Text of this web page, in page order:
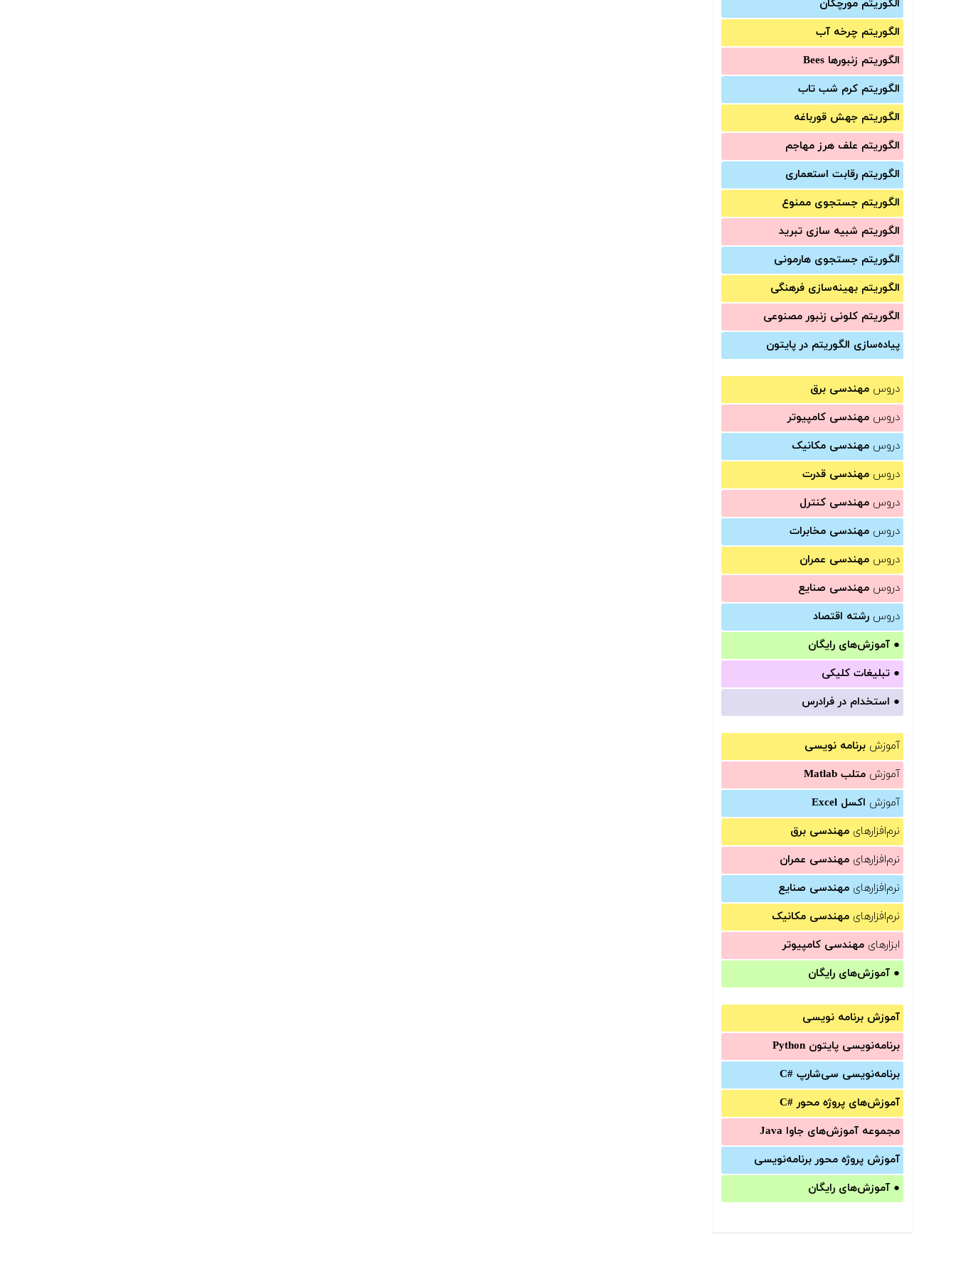
الگوریتم مورچگان
الگوریتم چرخه آب
الگوریتم زنبورها Bees
الگوریتم کرم شب تاب
الگوریتم جهش قورباغه
الگوریتم علف هرز مهاجم
الگوریتم رقابت استعماری
الگوریتم جستجوی ممنوع
الگوریتم شبیه سازی تبرید
الگوریتم جستجوی هارمونی
الگوریتم بهینه‌سازی فرهنگی
الگوریتم کلونی زنبور مصنوعی
پیاده‌سازی الگوریتم در پایتون
دروس مهندسی برق
دروس مهندسی کامپیوتر
دروس مهندسی مکانیک
دروس مهندسی قدرت
دروس مهندسی کنترل
دروس مهندسی مخابرات
دروس مهندسی عمران
دروس مهندسی صنایع
دروس رشته اقتصاد
● آموزش‌های رایگان
● تبلیغات کلیکی
● استخدام در فرادرس
آموزش برنامه نویسی
آموزش متلب Matlab
آموزش اکسل Excel
نرم‌افزارهای مهندسی برق
نرم‌افزارهای مهندسی عمران
نرم‌افزارهای مهندسی صنایع
نرم‌افزارهای مهندسی مکانیک
ابزارهای مهندسی کامپیوتر
● آموزش‌های رایگان
آموزش برنامه نویسی
برنامه‌نویسی پایتون Python
برنامه‌‌نویسی سی‌شارپ C#‎
آموزش‌های پروژه محور #C
مجموعه آموزش‌های جاوا Java
آموزش‌ پروژه محور برنامه‌نویسی
● آموزش‌های رایگان